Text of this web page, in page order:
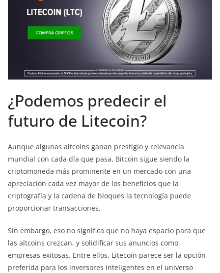
¿Podemos predecir el
futuro de Litecoin?
Aunque algunas altcoins ganan prestigio y relevancia
mundial con cada día que pasa, Bitcoin sigue siendo la
criptomoneda más prominente en un mercado con una
apreciación cada vez mayor de los beneficios que la
criptografía y la cadena de bloques la tecnología puede
proporcionar transacciones.
Sin embargo, eso no significa que no haya espacio para que
las altcoins crezcan, y solidificar sus anuncios como
empresas exitosas. Entre ellos, Litecoin parece ser la opción
preferida para los inversores inteligentes en el universo